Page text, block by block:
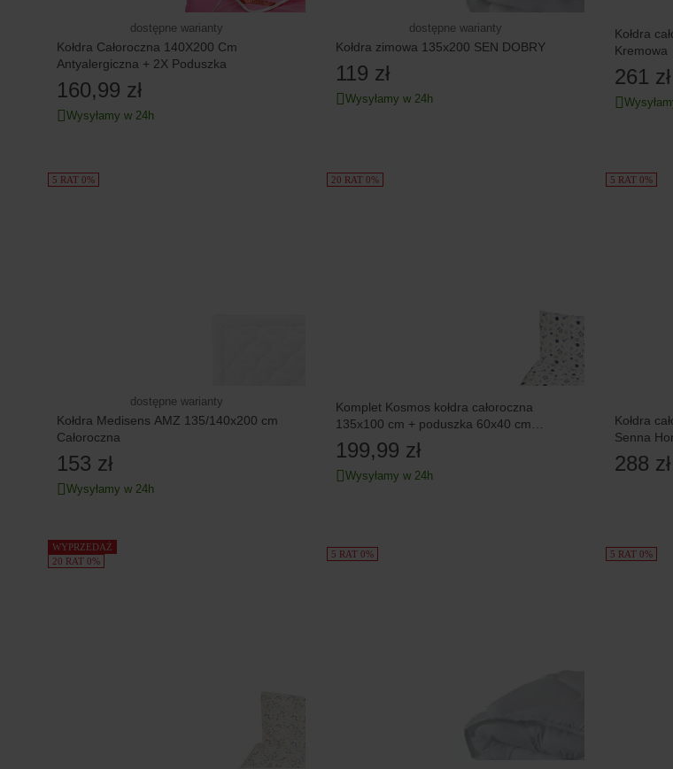
dostępne warianty
Kołdra Całoroczna 140X200 Cm
Antyalergiczna + 2X Poduszka
160,99 zł
Wysyłamy w 24h
dostępne warianty
Kołdra zimowa 135x200 SEN DOBRY
119 zł
Wysyłamy w 24h
Kołdra
Kremowa
261 zł
5 RAT 0%
dostępne warianty
Kołdra Medisens AMZ 135/140x200 cm
Całoroczna
153 zł
Wysyłamy w 24h
20 RAT 0%
Komplet Kosmos kołdra całoroczna
135x100 cm + poduszka 60x40 cm
niebieski
199,99 zł
Wysyłamy w 24h
5 RAT 0%
Kołdra
Senna
288 zł
WYPRZEDAŻ
20 RAT 0%
5 RAT 0% 5 RAT 0%